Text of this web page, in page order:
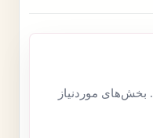
بخش‌های موردنیاز